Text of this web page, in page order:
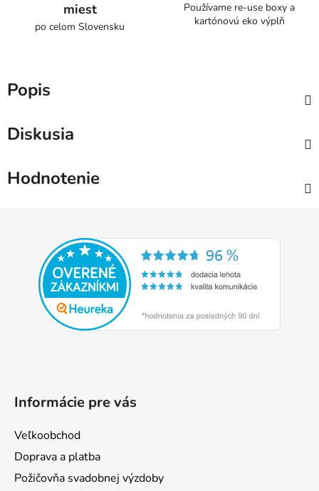
miest
po celom Slovensku
Používame re-use boxy a
kartónovú eko výplň
Popis
Diskusia
Hodnotenie
Informácie pre vás
Veľkoobchod
Doprava a platba
Požičovňa svadobnej výzdoby